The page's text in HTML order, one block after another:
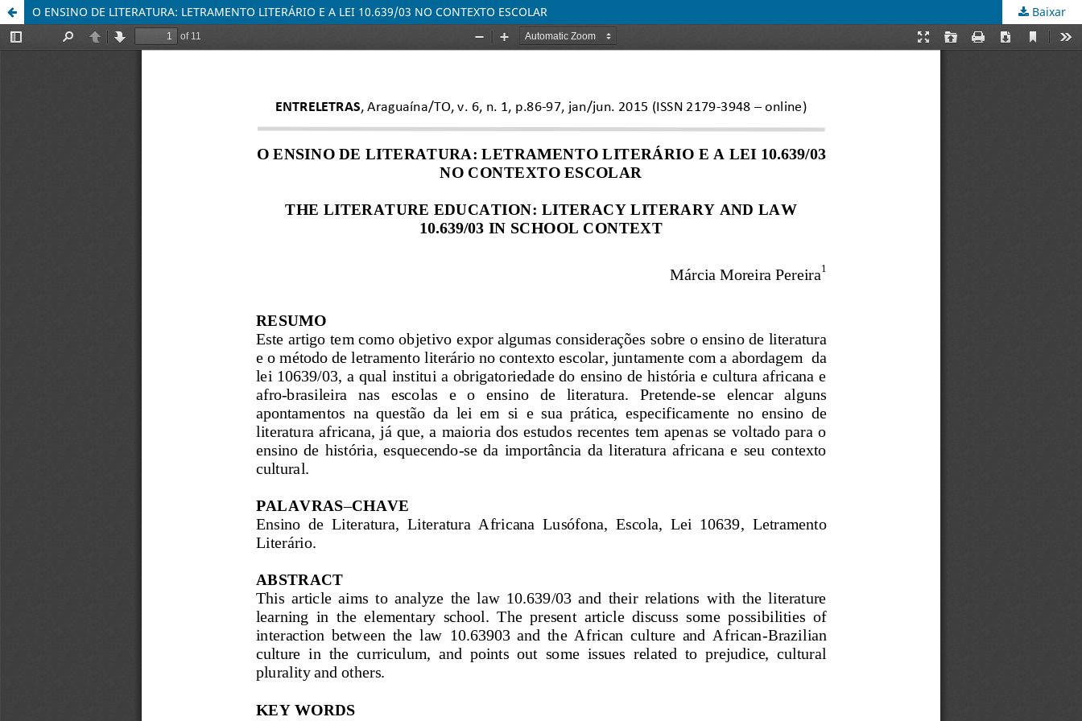
O ENSINO DE LITERATURA: LETRAMENTO LITERÁRIO E A LEI 10.639/03 NO CONTEXTO ESCOLAR Baixar